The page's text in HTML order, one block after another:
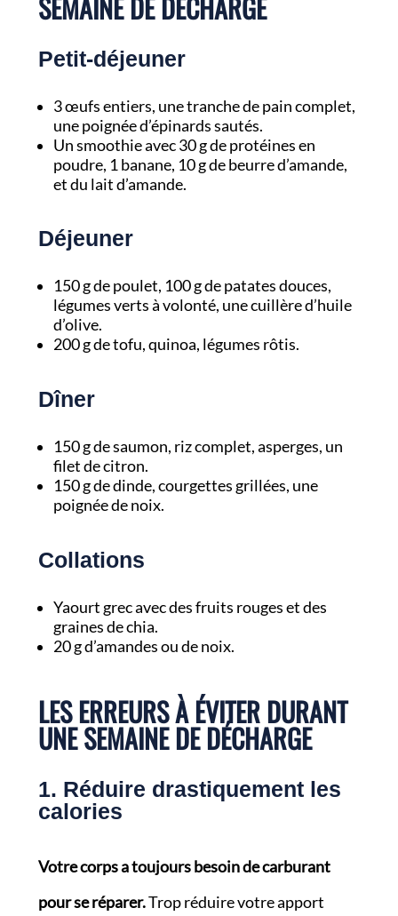
Petit-déjeuner
3 œufs entiers, une tranche de pain complet,
une poignée d’épinards sautés.
Un smoothie avec 30 g de protéines en
poudre, 1 banane, 10 g de beurre d’amande,
et du lait d’amande.
Déjeuner
150 g de poulet, 100 g de patates douces,
légumes verts à volonté, une cuillère d’huile
d’olive.
200 g de tofu, quinoa, légumes rôtis.
Dîner
150 g de saumon, riz complet, asperges, un
filet de citron.
150 g de dinde, courgettes grillées, une
poignée de noix.
Collations
Yaourt grec avec des fruits rouges et des
graines de chia.
20 g d’amandes ou de noix.
LES ERREURS À ÉVITER DURANT
UNE SEMAINE DE DÉCHARGE
1. Réduire drastiquement les
calories
Votre corps a toujours besoin de carburant
pour se réparer.Trop réduire votre apport